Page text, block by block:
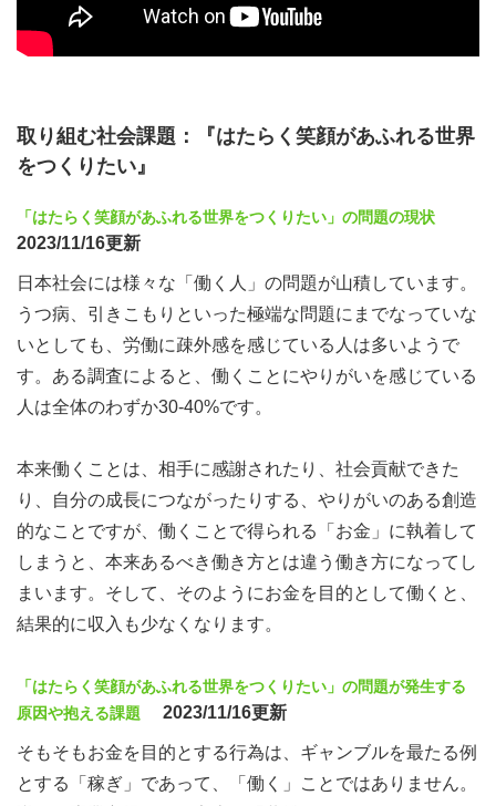
取り組む社会課題：『はたらく笑顔があふれる世界
をつくりたい』
「はたらく笑顔があふれる世界をつくりたい」の問題の現状
2023/11/16更新
日本社会には様々な「働く人」の問題が山積しています。
うつ病、引きこもりといった極端な問題にまでなっていな
いとしても、労働に疎外感を感じている人は多いようで
す。ある調査によると、働くことにやりがいを感じている
人は全体のわずか30-40%です。
本来働くことは、相手に感謝されたり、社会貢献できた
り、自分の成長につながったりする、やりがいのある創造
的なことですが、働くことで得られる「お金」に執着して
しまうと、本来あるべき働き方とは違う働き方になってし
まいます。そして、そのようにお金を目的として働くと、
結果的に収入も少なくなります。
「はたらく笑顔があふれる世界をつくりたい」の問題が発生する
原因や抱える課題
2023/11/16更新
そもそもお金を目的とする行為は、ギャンブルを最たる例
とする「稼ぎ」であって、「働く」ことではありません。